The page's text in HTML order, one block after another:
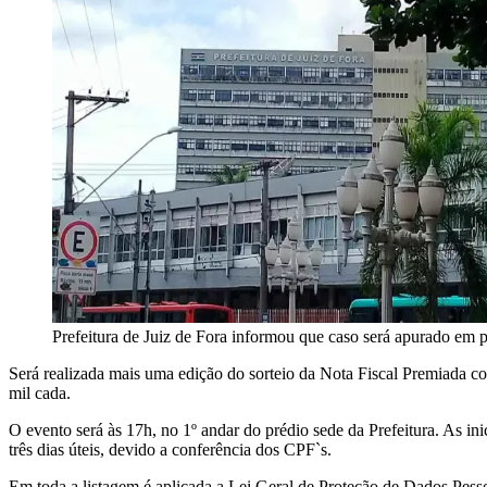
Prefeitura de Juiz de Fora informou que caso será apurado em
Será realizada mais uma edição do sorteio da Nota Fiscal Premiada
mil cada.
O evento será às 17h, no 1º andar do prédio sede da Prefeitura. As
três dias úteis, devido a conferência dos CPF`s.